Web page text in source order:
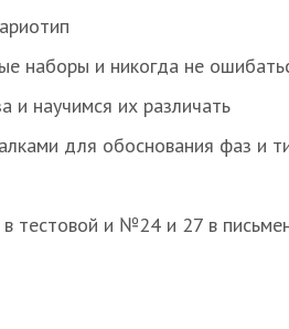
наборы и никогда не
и научимся их различать
для обоснования фаз и
тестовой и №24 и 27 в